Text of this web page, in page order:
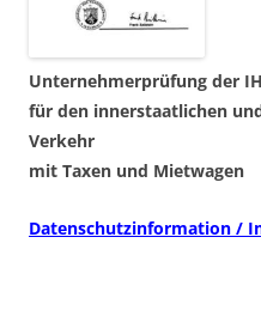
Unternehmerprüfung der
für den innerstaatlichen
Verkehr
mit Taxen und Mietwagen
Datenschutzinformation /